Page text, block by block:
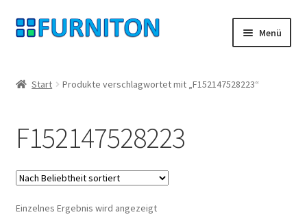
Zur
Navigation
Zum
Inhalt
Menü
Datenschutz
Widerrufsrecht
Kontakt
Start Produkte verschlagwortet mit „F152147528223“
F152147528223
Einzelnes Ergebnis wird angezeigt